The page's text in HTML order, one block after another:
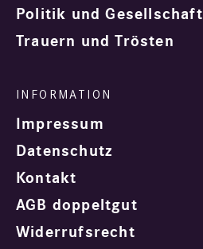
Politik und Gesellschaft
Trauern und Trösten
Impressum
Datenschutz
Kontakt
AGB doppeltgut
Widerrufsrecht